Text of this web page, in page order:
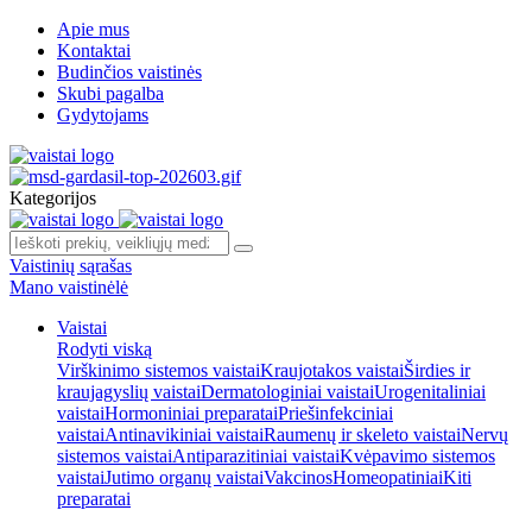
Apie mus
Kontaktai
Budinčios vaistinės
Skubi pagalba
Gydytojams
Kategorijos
Vaistinių sąrašas
Mano vaistinėlė
Vaistai
Rodyti viską
Virškinimo sistemos vaistaiKraujotakos vaistaiŠirdies ir
kraujagyslių vaistaiDermatologiniai vaistaiUrogenitaliniai
vaistaiHormoniniai preparataiPriešinfekciniai
vaistaiAntinavikiniai vaistaiRaumenų ir skeleto vaistaiNervų
sistemos vaistaiAntiparazitiniai vaistaiKvėpavimo sistemos
vaistaiJutimo organų vaistaiVakcinosHomeopatiniaiKiti
preparatai